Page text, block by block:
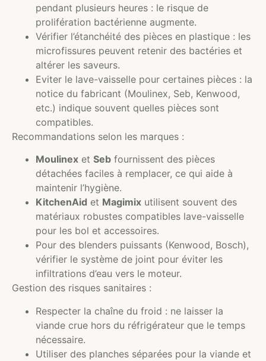
pendant plusieurs heures : le risque de
prolifération bactérienne augmente.
Vérifier l’étanchéité des pièces en plastique : les
microfissures peuvent retenir des bactéries et
altérer les saveurs.
Eviter le lave-vaisselle pour certaines pièces : la
notice du fabricant (Moulinex, Seb, Kenwood,
etc.) indique souvent quelles pièces sont
compatibles.
Recommandations selon les marques :
Moulinex et Seb fournissent des pièces
détachées faciles à remplacer, ce qui aide à
maintenir l’hygiène.
KitchenAid et Magimix utilisent souvent des
matériaux robustes compatibles lave-vaisselle
pour les bol et accessoires.
Pour des blenders puissants (Kenwood, Bosch),
vérifier le système de joint pour éviter les
infiltrations d’eau vers le moteur.
Gestion des risques sanitaires :
Respecter la chaîne du froid : ne laisser la
viande crue hors du réfrigérateur que le temps
nécessaire.
Utiliser des planches séparées pour la viande et